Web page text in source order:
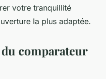
votre tranquillité
la plus adaptée.
comparateur